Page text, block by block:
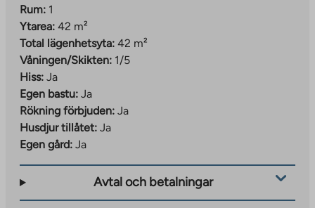
Rum: 1
Ytarea: 42 m²
Total lägenhetsyta: 42 m²
Våningen/Skikten: 1/5
Hiss: Ja
Egen bastu: Ja
Rökning förbjuden: Ja
Husdjur tillåtet: Ja
Egen gård: Ja
Avtal och betalningar